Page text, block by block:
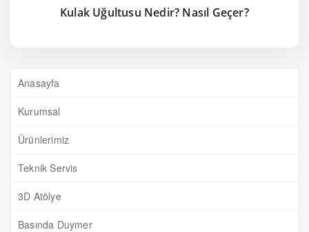
Kulak Uğultusu Nedir? Nasıl Geçer?
Anasayfa
Kurumsal
Ürünlerimiz
Teknik Servis
3D Atölye
Basında Duymer